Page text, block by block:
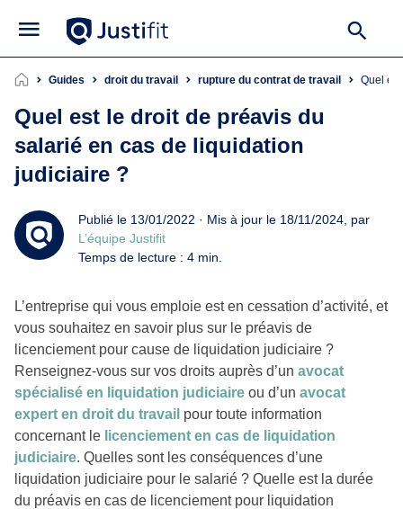
Guides droit du travail rupture du contrat de travail Quel
Quel est le droit de préavis du
salarié en cas de liquidation
judiciaire ?
Publié le 13/01/2022 · Mis à jour le 18/11/2024, par
L’équipe Justifit
Temps de lecture : 4 min.
L’entreprise qui vous emploie est en cessation d’activité, et
vous souhaitez en savoir plus sur le préavis de
licenciement pour cause de liquidation judiciaire ?
Renseignez-vous sur vos droits auprès d’un avocat
spécialisé en liquidation judiciaire ou d’un avocat
expert en droit du travail pour toute information
concernant le licenciement en cas de liquidation
judiciaire. Quelles sont les conséquences d’une
liquidation judiciaire pour le salarié ? Quelle est la durée
du préavis en cas de licenciement pour liquidation